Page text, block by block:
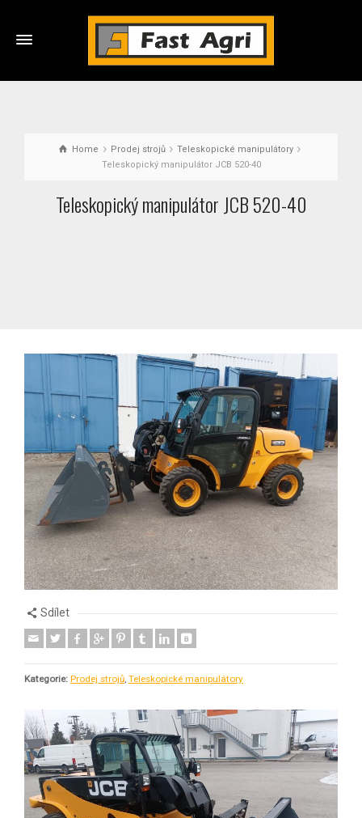
Home Prodej strojů
Teleskopické manipulátory
Teleskopický manipulátor JCB 520-40
Teleskopický manipulátor JCB 520-40
Sdílet
Kategorie: Prodej strojů, Teleskopické manipulátory